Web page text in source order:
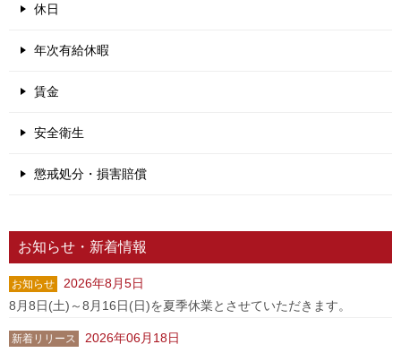
休日
年次有給休暇
賃金
安全衛生
懲戒処分・損害賠償
お知らせ・新着情報
お知らせ
2026年8月5日
8月8日(土)～8月16日(日)を夏季休業とさせていただきます。
新着リリース 2026年06月18日